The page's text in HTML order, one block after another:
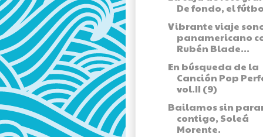
De fondo, el
Vibrante viaje
panamericano
Rubén Blade...
En búsqueda de la
Canción Pop
vol.II (9)
Bailamos sin
contigo, Soleá
Morente.